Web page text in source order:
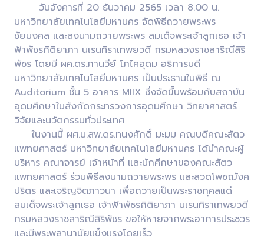
วันอังคารที่ 20 ธันวาคม 2565 เวลา 8.00 น.
มหาวิทยาลัยเทคโนโลยีมหานคร จัดพิธีถวายพระพร
ชัยมงคล และลงนามถวายพระพร สมเด็จพระเจ้าลูกเธอ เจ้า
ฟ้าพัชรกิติยาภา นเรนทิราเทพยวดี กรมหลวงราชสาริณีสิริ
พัชร โดยมี ผศ.ดร.ภานวีย์ โภไคอุดม อธิการบดี
มหาวิทยาลัยเทคโนโลยีมหานคร เป็นประธานในพิธี ณ
Auditorium ชั้น 5 อาคาร MIIX ซึ่งจัดขึ้นพร้อมกับสถาบัน
อุดมศึกษาในสังกัดกระทรวงการอุดมศึกษา วิทยาศาสตร์
วิจัยและนวัตกรรมทั่วประเทศ
ในงานนี้ ผศ.น.สพ.ดร.ทนงศักดิ์ มะมม คณบดีคณะสัตว
แพทยศาสตร์ มหาวิทยาลัยเทคโนโลยีมหานคร ได้นำคณะผู้
บริหาร คณาจารย์ เจ้าหน้าที่ และนักศึกษาของคณะสัตว
แพทยศาสตร์ ร่วมพิธีลงนามถวายพระพร และสวดโพชฌังค
ปริตร และเจริญจิตภาวนา เพื่อถวายเป็นพระราชกุศลแด่
สมเด็จพระเจ้าลูกเธอ เจ้าฟ้าพัชรกิติยาภา นเรนทิราเทพยวดี
กรมหลวงราชสาริณีสิริพัชร ขอให้หายจากพระอาการประชวร
และมีพระพลานามัยแข็งแรงโดยเร็ว